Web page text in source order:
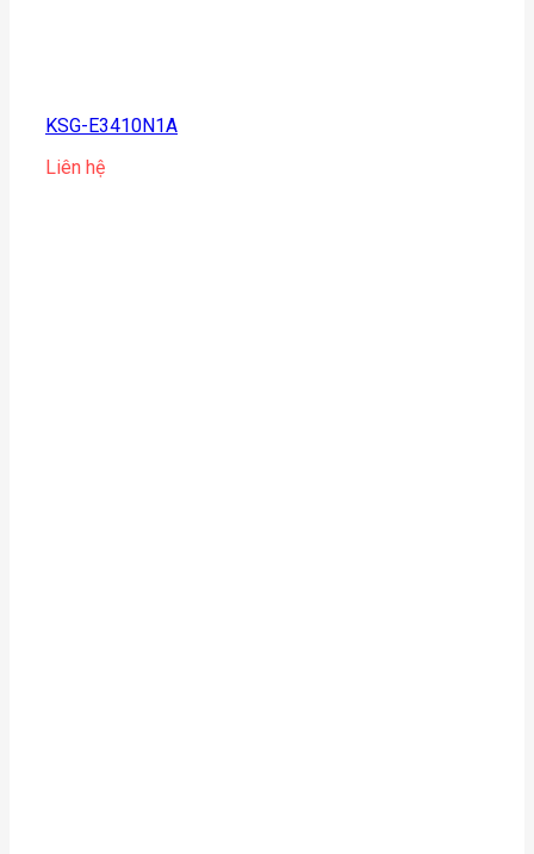
KSG-E3410N1A
Liên hệ